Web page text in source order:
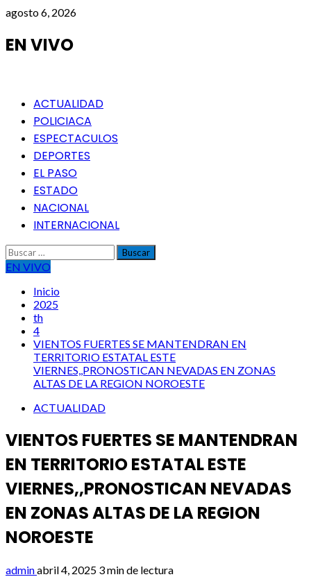
Saltar
contenido
agosto 6, 2026
EN VIVO
Menú
principal
ACTUALIDAD
POLICIACA
ESPECTACULOS
DEPORTES
EL PASO
ESTADO
NACIONAL
INTERNACIONAL
Buscar:
EN VIVO
Inicio
2025
th
4
VIENTOS FUERTES SE MANTENDRAN EN
TERRITORIO ESTATAL ESTE
VIERNES,,PRONOSTICAN NEVADAS EN ZONAS
ALTAS DE LA REGION NOROESTE
ACTUALIDAD
VIENTOS FUERTES SE MANTENDRAN
EN TERRITORIO ESTATAL ESTE
VIERNES,,PRONOSTICAN NEVADAS
EN ZONAS ALTAS DE LA REGION
NOROESTE
adminabril 4, 2025 3 min de lectura